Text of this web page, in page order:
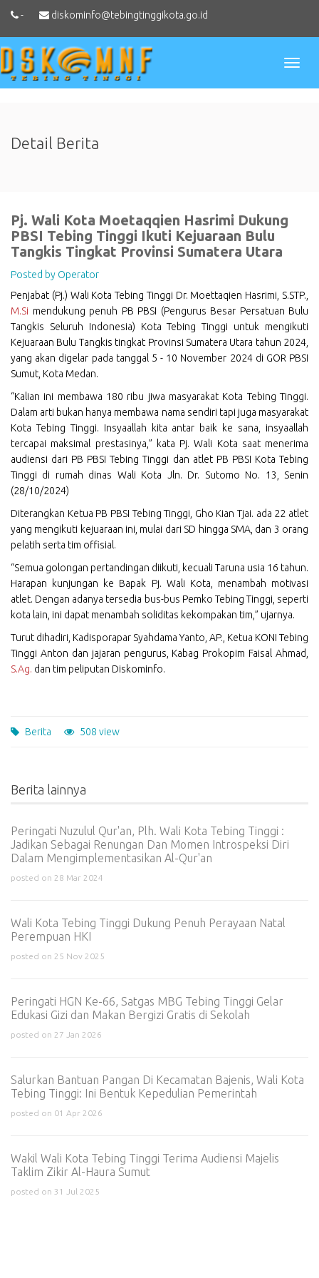
- diskominfo@tebingtinggikota.go.id
Detail Berita
Pj. Wali Kota Moetaqqien Hasrimi Dukung
PBSI Tebing Tinggi Ikuti Kejuaraan Bulu
Tangkis Tingkat Provinsi Sumatera Utara
Posted by Operator
Penjabat (Pj.) Wali Kota Tebing Tinggi Dr. Moettaqien Hasrimi, S.STP.,
M.Si mendukung penuh PB PBSI (Pengurus Besar Persatuan Bulu
Tangkis Seluruh Indonesia) Kota Tebing Tinggi untuk mengikuti
Kejuaraan Bulu Tangkis tingkat Provinsi Sumatera Utara tahun 2024,
yang akan digelar pada tanggal 5 - 10 November 2024 di GOR PBSI
Sumut, Kota Medan.
“Kalian ini membawa 180 ribu jiwa masyarakat Kota Tebing Tinggi.
Dalam arti bukan hanya membawa nama sendiri tapi juga masyarakat
Kota Tebing Tinggi. Insyaallah kita antar baik ke sana, insyaallah
tercapai maksimal prestasinya,” kata Pj. Wali Kota saat menerima
audiensi dari PB PBSI Tebing Tinggi dan atlet PB PBSI Kota Tebing
Tinggi di rumah dinas Wali Kota Jln. Dr. Sutomo No. 13, Senin
(28/10/2024)
Diterangkan Ketua PB PBSI Tebing Tinggi, Gho Kian Tjai. ada 22 atlet
yang mengikuti kejuaraan ini, mulai dari SD hingga SMA, dan 3 orang
pelatih serta tim offisial.
“Semua golongan pertandingan diikuti, kecuali Taruna usia 16 tahun.
Harapan kunjungan ke Bapak Pj. Wali Kota, menambah motivasi
atlet. Dengan adanya tersedia bus-bus Pemko Tebing Tinggi, seperti
kota lain, ini dapat menambah soliditas kekompakan tim,” ujarnya.
Turut dihadiri, Kadisporapar Syahdama Yanto, AP., Ketua KONI Tebing
Tinggi Anton dan jajaran pengurus, Kabag Prokopim Faisal Ahmad,
S.Ag. dan tim peliputan Diskominfo.
Berita 508 view
Berita lainnya
Peringati Nuzulul Qur'an, Plh. Wali Kota Tebing Tinggi :
Jadikan Sebagai Renungan Dan Momen Introspeksi Diri
Dalam Mengimplementasikan Al-Qur'an
posted on 28 Mar 2024
Wali Kota Tebing Tinggi Dukung Penuh Perayaan Natal
Perempuan HKI
posted on 25 Nov 2025
Peringati HGN Ke-66, Satgas MBG Tebing Tinggi Gelar
Edukasi Gizi dan Makan Bergizi Gratis di Sekolah
posted on 27 Jan 2026
Salurkan Bantuan Pangan Di Kecamatan Bajenis, Wali Kota
Tebing Tinggi: Ini Bentuk Kepedulian Pemerintah
posted on 01 Apr 2026
Wakil Wali Kota Tebing Tinggi Terima Audiensi Majelis
Taklim Zikir Al-Haura Sumut
posted on 31 Jul 2025